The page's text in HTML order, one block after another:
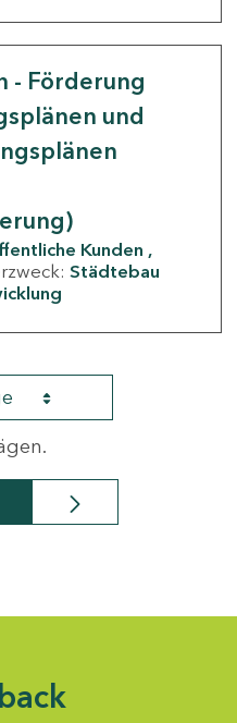
- Förderung
und
Kunden
Städtebau